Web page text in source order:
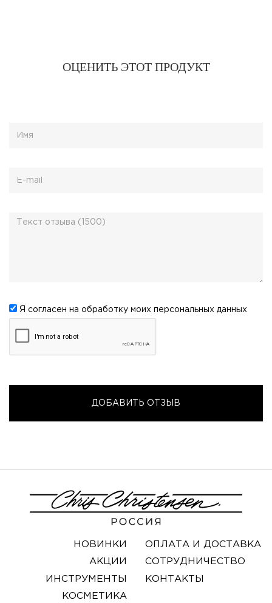
ОЦЕНИТЬ ЭТОТ ПРОДУКТ
Я согласен на обработку моих персональных данных
НОВИНКИ
АКЦИИ
ИНСТРУМЕНТЫ
КОСМЕТИКА
ОПЛАТА И ДОСТАВКА
СОТРУДНИЧЕСТВО
КОНТАКТЫ